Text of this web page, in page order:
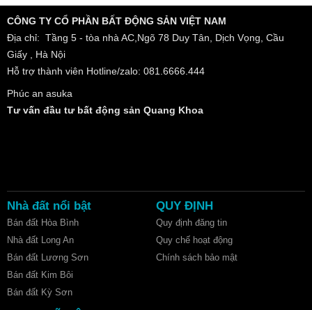
CÔNG TY CỔ PHẦN BẤT ĐỘNG SẢN VIỆT NAM
Địa chỉ: Tầng 5 - tòa nhà AC,Ngõ 78 Duy Tân, Dịch Vọng, Cầu
Giấy , Hà Nội
Hỗ trợ thành viên Hotline/zalo: 081.6666.444
Phúc an asuka
Tư vấn đầu tư bất động sản Quang Khoa
Nhà đất nổi bật
Bán đất Hòa Bình
Nhà đất Long An
Bán đất Lương Sơn
Bán đất Kim Bôi
Bán đất Kỳ Sơn
QUY ĐỊNH
Quy định đăng tin
Quy chế hoạt động
Chính sách bảo mật